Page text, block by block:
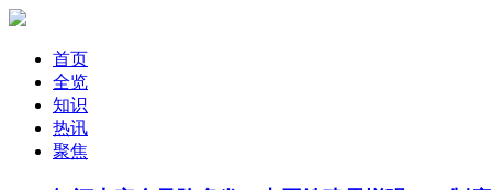
首页
全览
知识
热讯
聚焦